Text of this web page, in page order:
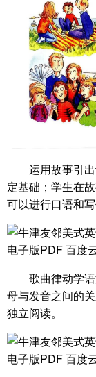
运用故事引
定基础；学生在
可以进行口语和写
歌曲律动学
母与发音之间的
独立阅读。